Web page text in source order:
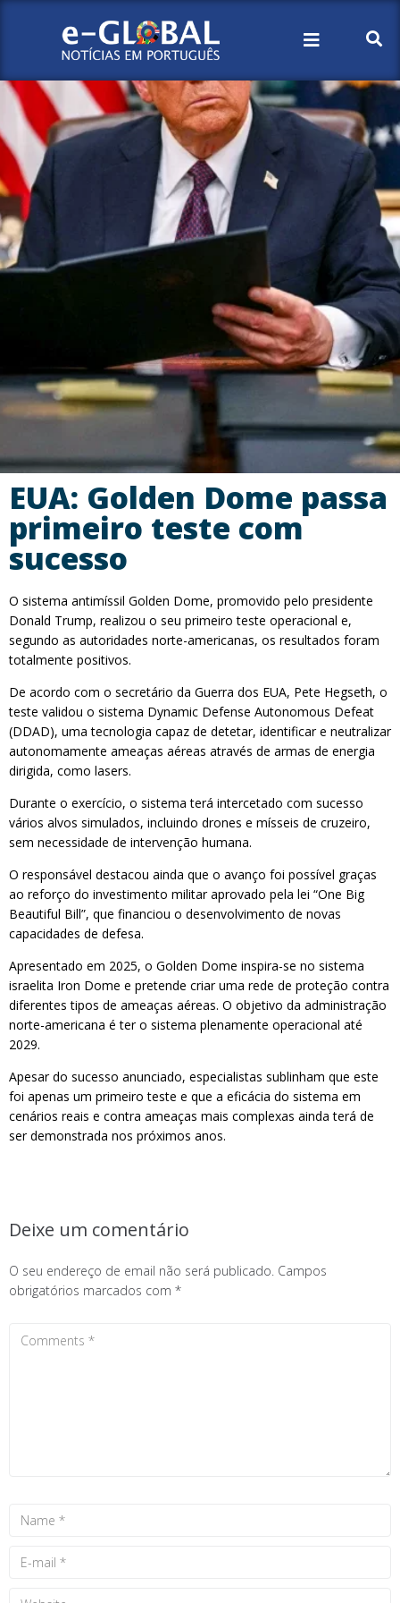
EUA: Golden Dome passa
primeiro teste com
sucesso
O sistema antimíssil Golden Dome, promovido pelo presidente
Donald Trump, realizou o seu primeiro teste operacional e,
segundo as autoridades norte-americanas, os resultados foram
totalmente positivos.
De acordo com o secretário da Guerra dos EUA, Pete Hegseth, o
teste validou o sistema Dynamic Defense Autonomous Defeat
(DDAD), uma tecnologia capaz de detetar, identificar e neutralizar
autonomamente ameaças aéreas através de armas de energia
dirigida, como lasers.
Durante o exercício, o sistema terá intercetado com sucesso
vários alvos simulados, incluindo drones e mísseis de cruzeiro,
sem necessidade de intervenção humana.
O responsável destacou ainda que o avanço foi possível graças
ao reforço do investimento militar aprovado pela lei “One Big
Beautiful Bill”, que financiou o desenvolvimento de novas
capacidades de defesa.
Apresentado em 2025, o Golden Dome inspira-se no sistema
israelita Iron Dome e pretende criar uma rede de proteção contra
diferentes tipos de ameaças aéreas. O objetivo da administração
norte-americana é ter o sistema plenamente operacional até
2029.
Apesar do sucesso anunciado, especialistas sublinham que este
foi apenas um primeiro teste e que a eficácia do sistema em
cenários reais e contra ameaças mais complexas ainda terá de
ser demonstrada nos próximos anos.
Deixe um comentário
O seu endereço de email não será publicado. Campos
obrigatórios marcados com *